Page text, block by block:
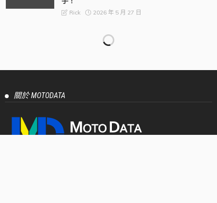
Rick 2026 年 5 月 27 日
【官方新聞稿】Lambretta 台中南區展示中心盛大開
幕 首間獨立展間打造義式賞車新體驗
「YZF-R15」熱血新色登場